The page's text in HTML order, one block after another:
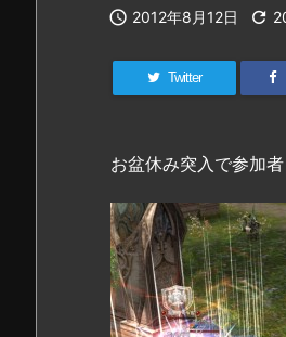
 2012年8月12日 
Twitter
お盆休み突入で参加